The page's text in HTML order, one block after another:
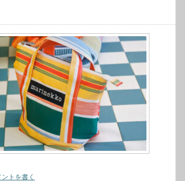
ントを書く